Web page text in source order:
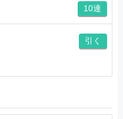
10連
引く